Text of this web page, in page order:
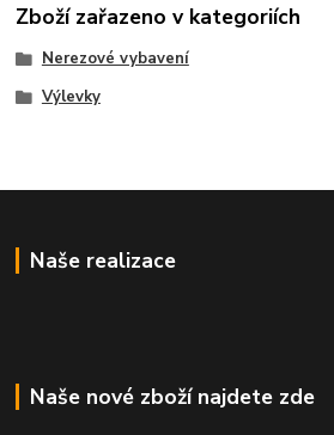
Zboží zařazeno v kategoriích
Nerezové vybavení
Výlevky
Naše realizace
Naše nové zboží najdete zde